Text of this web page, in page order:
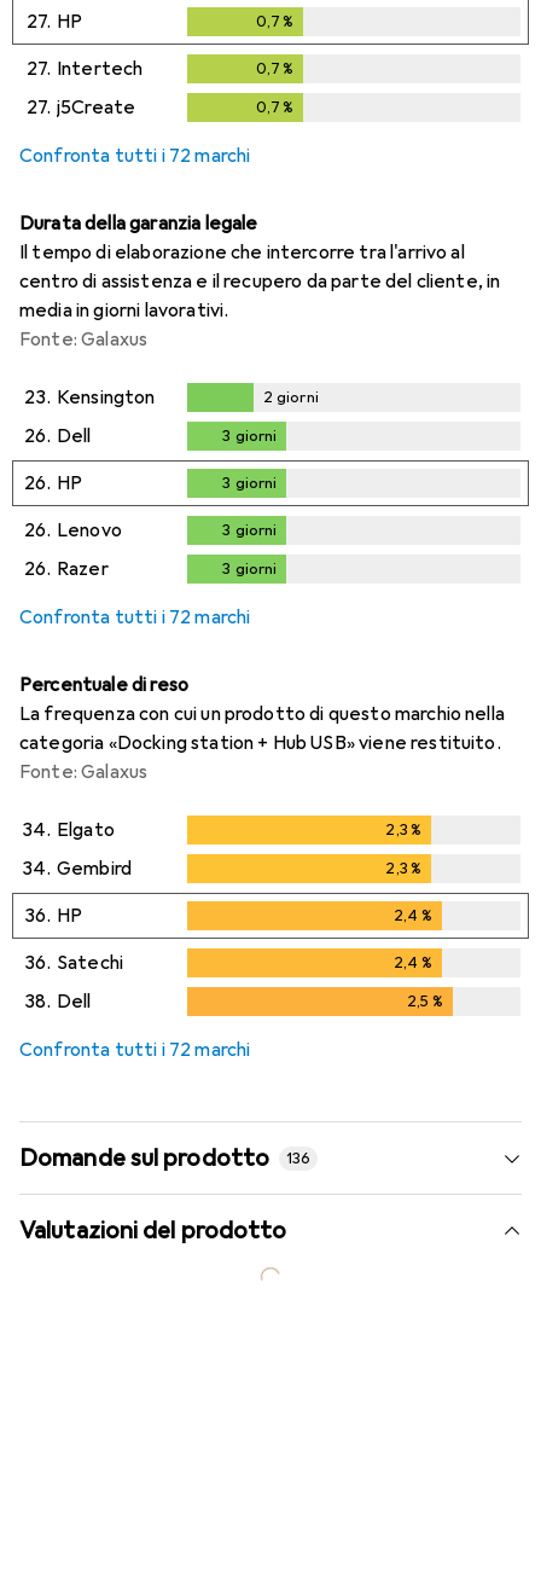
27. HP 0,7 %
27. Intertech 0,7 %
27. j5Create 0,7 %
Confronta tutti i 72 marchi
Durata della garanzia legale
Il tempo di elaborazione che intercorre tra l'arrivo al
centro di assistenza e il recupero da parte del cliente, in
media in giorni lavorativi.
Fonte: Galaxus
23. Kensington
2giorni
2 giorni
26. Dell 3 giorni
26. HP 3 giorni
26. Lenovo 3 giorni
26. Razer 3 giorni
Confronta tutti i 72 marchi
Percentuale di reso
La frequenza con cui un prodotto di questo marchio nella
categoria «Docking station + Hub USB» viene restituito.
Fonte: Galaxus
34. Elgato 2,3%
34. Gembird 2,3%
36. HP 2,4 %
36. Satechi 2,4 %
38. Dell 2,5 %
Confronta tutti i 72 marchi
Domande sul prodotto 136
Valutazioni del prodotto